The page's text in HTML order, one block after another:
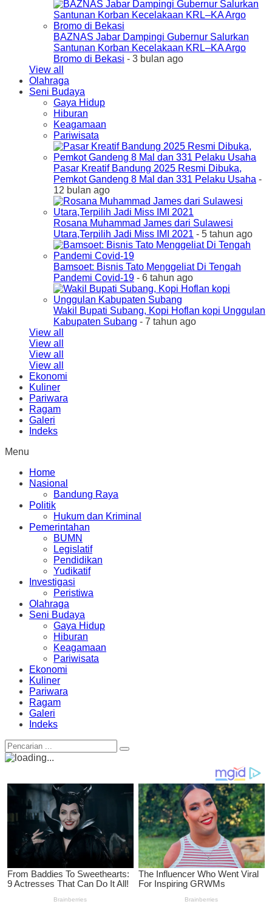
BAZNAS Jabar Dampingi Gubernur Salurkan
Santunan Korban Kecelakaan KRL–KA Argo
Bromo di Bekasi - 3 bulan ago
View all
Olahraga
Seni Budaya
Gaya Hidup
Hiburan
Keagamaan
Pariwisata
Pasar Kreatif Bandung 2025 Resmi Dibuka,
Pemkot Gandeng 8 Mal dan 331 Pelaku Usaha -
12 bulan ago
Rosana Muhammad James dari Sulawesi
Utara,Terpilih Jadi Miss IMI 2021 - 5 tahun ago
Bamsoet: Bisnis Tato Menggeliat Di Tengah
Pandemi Covid-19 - 6 tahun ago
Wakil Bupati Subang, Kopi Hoflan kopi Unggulan
Kabupaten Subang - 7 tahun ago
View all
View all
View all
View all
Ekonomi
Kuliner
Pariwara
Ragam
Galeri
Indeks
Menu
Home
Nasional
Bandung Raya
Politik
Hukum dan Kriminal
Pemerintahan
BUMN
Legislatif
Pendidikan
Yudikatif
Investigasi
Peristiwa
Olahraga
Seni Budaya
Gaya Hidup
Hiburan
Keagamaan
Pariwisata
Ekonomi
Kuliner
Pariwara
Ragam
Galeri
Indeks